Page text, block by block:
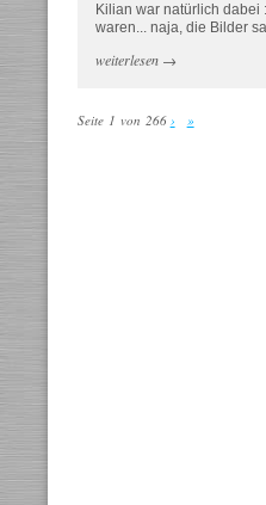
Kilian war natürlich dabei
waren... naja, die Bilder
weiterlesen→
Seite 1 von 266 › »